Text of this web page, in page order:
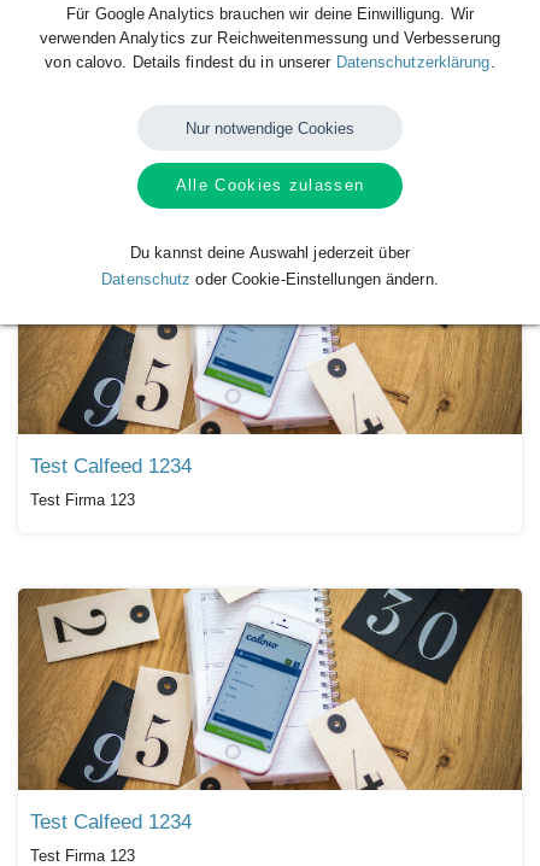
von
Test Calfeed 1234
Test Firma 123
Test Calfeed 1234
Test Firma 123
Für Google Analytics brauchen wir deine Einwilligung. Wir
verwenden Analytics zur Reichweitenmessung und Verbesserung
von calovo. Details findest du in unserer Datenschutzerklärung
Nur notwendige Cookies
Alle Cookies zulassen
Du kannst deine Auswahl jederzeit über
Datenschutz oder Cookie-Einstellungen ändern.